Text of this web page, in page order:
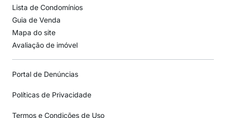
Lista de Condomínios
Guia de Venda
Mapa do site
Avaliação de imóvel
Portal de Denúncias
Políticas de Privacidade
Termos e Condições de Uso